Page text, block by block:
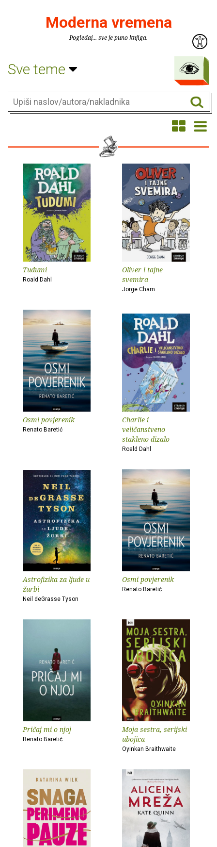
Moderna vremena
Pogledaj... sve je puno knjiga.
Sve teme
Tudumi
Roald Dahl
Oliver i tajne
svemira
Jorge Cham
Osmi povjerenik
Renato Baretić
Charlie i
veličanstveno
stakleno dizalo
Roald Dahl
Astrofizika za ljude u
žurbi
Neil deGrasse Tyson
Osmi povjerenik
Renato Baretić
Pričaj mi o njoj
Renato Baretić
Moja sestra, serijski
ubojica
Oyinkan Braithwaite